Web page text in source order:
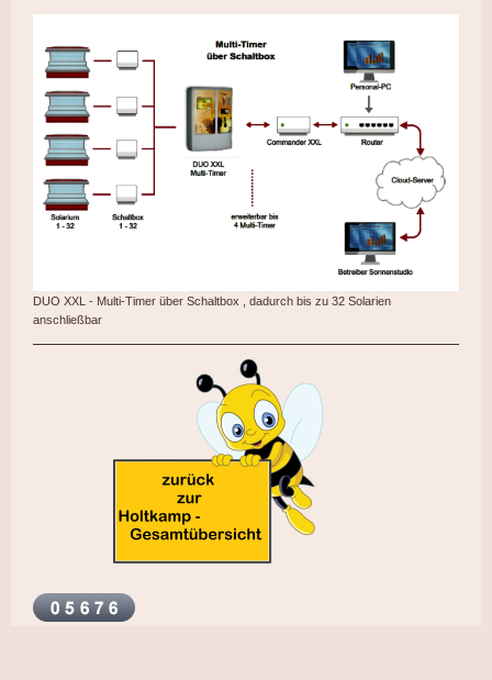
DUO XXL - Multi-Timer über Schaltbox , dadurch bis zu 32 Solarien
anschließbar